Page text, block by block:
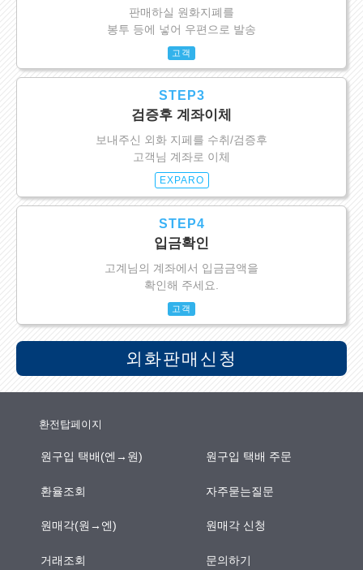
판매하실 원화지폐를
봉투 등에 넣어 우편으로 발송
고객
STEP3
검증후 계좌이체
보내주신 외화 지페를 수취/검증후
고객님 계좌로 이체
EXPARO
STEP4
입금확인
고계님의 계좌에서 입금금액을
확인해 주세요.
고객
외화판매신청
환전탑페이지
원구입 택배(엔→원) 원구입 택배 주문
환율조회 자주묻는질문
원매각(원→엔) 원매각 신청
거래조회 문의하기